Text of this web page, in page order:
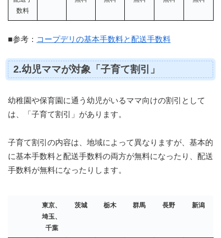
数料
■参考： コープデリの基本手数料と配送手数料
2.幼児ママが対象「子育て割引」
幼稚園や保育園に通う幼児がいるママ向けの割引として
は、「子育て割引」があります。
子育て割引の内容は、地域によって異なりますが、基本的
に基本手数料と配送手数料の両方が無料になったり、配送
手数料が無料になったりします。
東京、
埼玉、
千葉
茨城 栃木 群馬 長野 新潟